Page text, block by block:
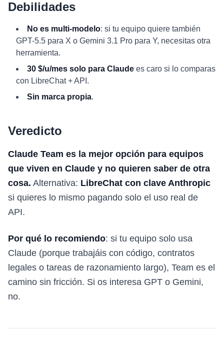
Debilidades
No es multi-modelo: si tu equipo quiere también
GPT-5.5 para X o Gemini 3.1 Pro para Y, necesitas otra
herramienta.
30 $/u/mes solo para Claude es caro si lo comparas
con LibreChat + API.
Sin marca propia.
Veredicto
Claude Team es la mejor opción para equipos
que viven en Claude y no quieren saber de otra
cosa. Alternativa: LibreChat con clave Anthropic
si quieres lo mismo pagando solo el uso real de
API.
Por qué lo recomiendo: si tu equipo solo usa
Claude (porque trabajáis con código, contratos
legales o tareas de razonamiento largo), Team es el
camino sin fricción. Si os interesa GPT o Gemini,
no.